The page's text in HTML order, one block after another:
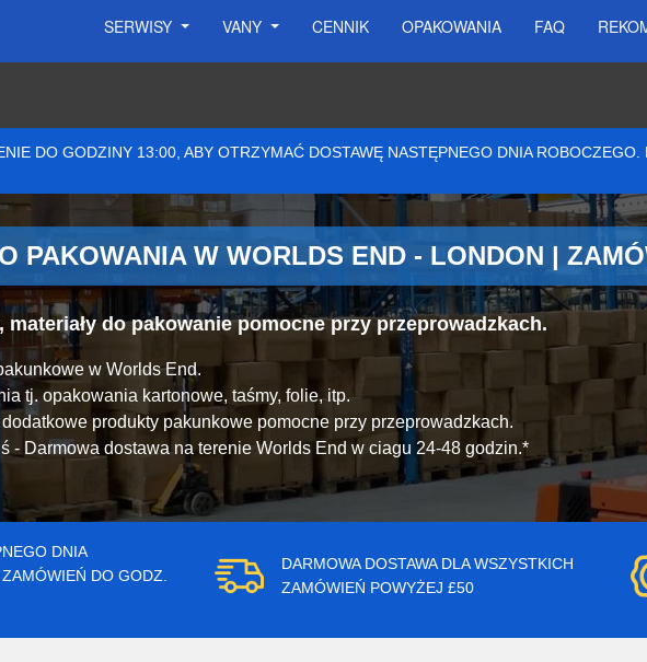
SERWISY VANY CENNIK OPAKOWANIA FAQ
DO GODZINY 13:00, ABY OTRZYMAĆ DOSTAWĘ NASTĘPNEGO DNIA
PAKOWANIA W WORLDS END - LONDON |
materiały do pakowanie pomocne przy przeprowadzkach.
w Worlds End.
tj. opakowania kartonowe, taśmy, folie, itp.
produkty pakunkowe pomocne przy przeprowadzkach.
- Darmowa dostawa na terenie Worlds End w ciagu 24-48 godzin.*
DNIA
DO GODZ.
DARMOWA DOSTAWA DLA WSZYSTKICH
ZAMÓWIEŃ POWYŻEJ £50